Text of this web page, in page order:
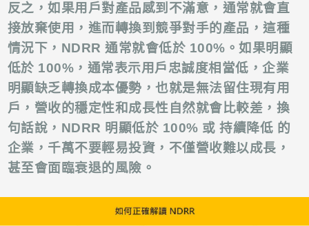
反之，如果用戶對產品感到不滿意，通常就會直
接放棄使用，進而轉換到競爭對手的產品 ，這種
情況下，NDRR 通常就會低於 100%。如果明顯
低於 100%，通常表示用戶忠誠度相當低，企業
明顯缺乏轉換成本優勢，也就是無法留住現有用
戶，營收的穩定性和成長性自然就會比較差，換
句話說，NDRR 明顯低於 100% 或 持續降低 的
企業，千萬不要輕易投資，不僅營收難以成長，
甚至會面臨衰退的風險。